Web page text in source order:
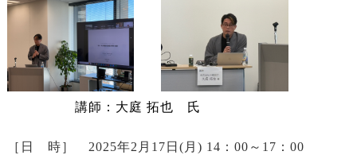
講師：大庭 拓也 氏
［日 時］ 2025年2月17日(月) 14：00～17：00